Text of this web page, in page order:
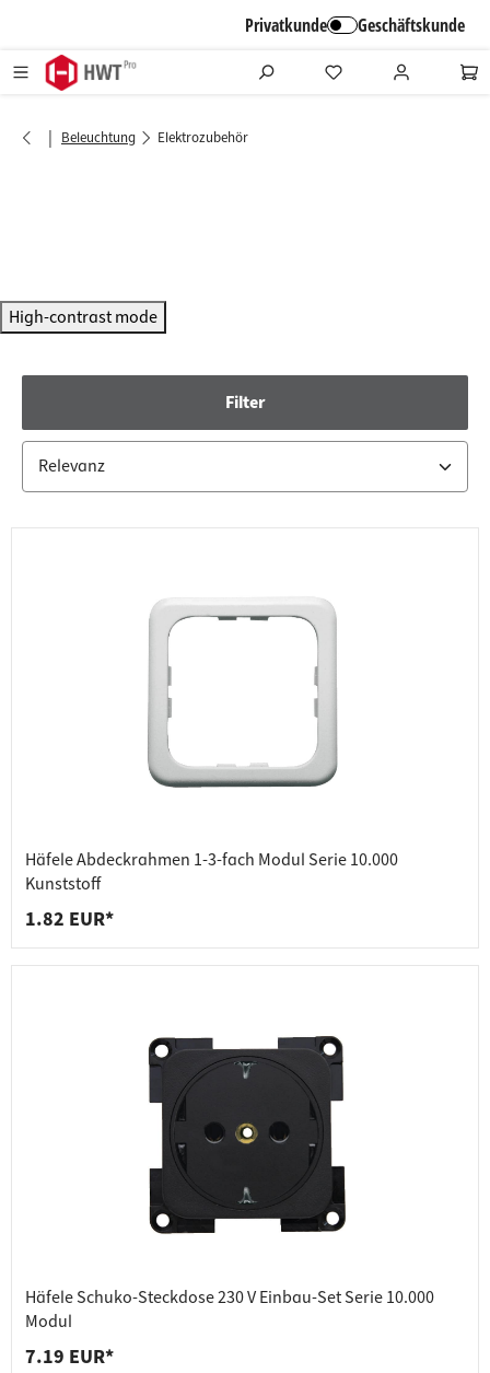
Privatkunde Geschäftskunde
| Beleuchtung Elektrozubehör
High-contrast mode
Filter
Häfele Abdeckrahmen 1-3-fach Modul Serie 10.000
Kunststoff
1.82 EUR*
Häfele Schuko-Steckdose 230 V Einbau-Set Serie 10.000
Modul
7.19 EUR*